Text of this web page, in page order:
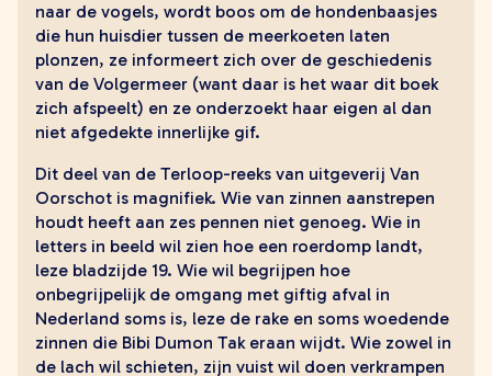
naar de vogels, wordt boos om de hondenbaasjes
die hun huisdier tussen de meerkoeten laten
plonzen, ze informeert zich over de geschiedenis
van de Volgermeer (want daar is het waar dit boek
zich afspeelt) en ze onderzoekt haar eigen al dan
niet afgedekte innerlijke gif.
Dit deel van de Terloop-reeks van uitgeverij Van
Oorschot is magnifiek. Wie van zinnen aanstrepen
houdt heeft aan zes pennen niet genoeg. Wie in
letters in beeld wil zien hoe een roerdomp landt,
leze bladzijde 19. Wie wil begrijpen hoe
onbegrijpelijk de omgang met giftig afval in
Nederland soms is, leze de rake en soms woedende
zinnen die Bibi Dumon Tak eraan wijdt. Wie zowel in
de lach wil schieten, zijn vuist wil doen verkrampen